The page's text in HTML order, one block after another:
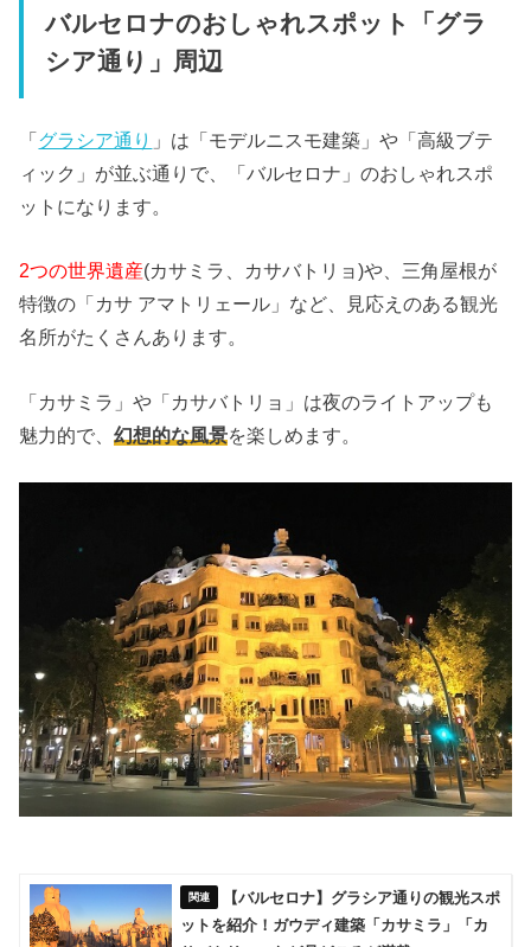
バルセロナのおしゃれスポット「グラ
シア通り」周辺
「グラシア通り 」は「モデルニスモ建築」や「高級ブテ
ィック」が並ぶ通りで、「バルセロナ」のおしゃれスポ
ットになります。
2つの世界遺産(カサミラ、カサバトリョ)や、三角屋根が
特徴の「カサ アマトリェール」など、見応えのある観光
名所がたくさんあります。
「カサミラ」や「カサバトリョ」は夜のライトアップも
魅力的で、幻想的な風景を楽しめます。
【バルセロナ】グラシア通りの観光スポ
ットを紹介！ガウディ建築「カサミラ」「カ